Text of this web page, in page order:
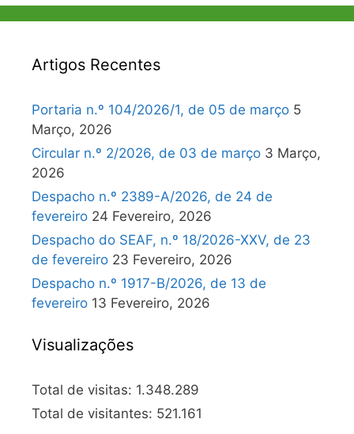
Artigos Recentes
Portaria n.º 104/2026/1, de 05 de março 5
Março, 2026
Circular n.º 2/2026, de 03 de março 3 Março,
2026
Despacho n.º 2389-A/2026, de 24 de
fevereiro 24 Fevereiro, 2026
Despacho do SEAF, n.º 18/2026-XXV, de 23
de fevereiro 23 Fevereiro, 2026
Despacho n.º 1917-B/2026, de 13 de
fevereiro 13 Fevereiro, 2026
Visualizações
Total de visitas: 1.348.289
Total de visitantes: 521.161